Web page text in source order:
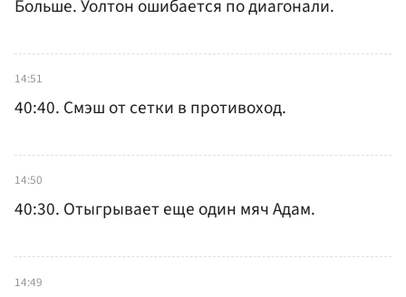
Больше. Уолтон ошибается по диагонали.
14:51
40:40. Смэш от сетки в противоход.
14:50
40:30. Отыгрывает еще один мяч Адам.
14:49